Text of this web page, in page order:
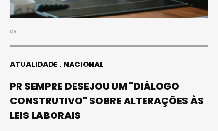
DR
ATUALIDADE NACIONAL
PR SEMPRE DESEJOU UM "DIÁLOGO
CONSTRUTIVO" SOBRE ALTERAÇÕES ÀS
LEIS LABORAIS